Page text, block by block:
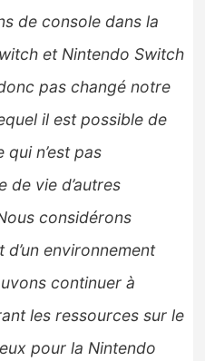
de console dans la
et Nintendo Switch
pas changé notre
il est possible de
n’est pas
de vie d’autres
considérons
d’un environnement
continuer à
les ressources sur le
pour la Nintendo